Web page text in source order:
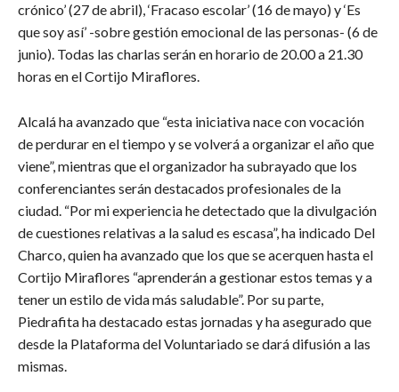
crónico’ (27 de abril), ‘Fracaso escolar’ (16 de mayo) y ‘Es
que soy así’ -sobre gestión emocional de las personas- (6 de
junio). Todas las charlas serán en horario de 20.00 a 21.30
horas en el Cortijo Miraflores.
Alcalá ha avanzado que “esta iniciativa nace con vocación
de perdurar en el tiempo y se volverá a organizar el año que
viene”, mientras que el organizador ha subrayado que los
conferenciantes serán destacados profesionales de la
ciudad. “Por mi experiencia he detectado que la divulgación
de cuestiones relativas a la salud es escasa”, ha indicado Del
Charco, quien ha avanzado que los que se acerquen hasta el
Cortijo Miraflores “aprenderán a gestionar estos temas y a
tener un estilo de vida más saludable”. Por su parte,
Piedrafita ha destacado estas jornadas y ha asegurado que
desde la Plataforma del Voluntariado se dará difusión a las
mismas.